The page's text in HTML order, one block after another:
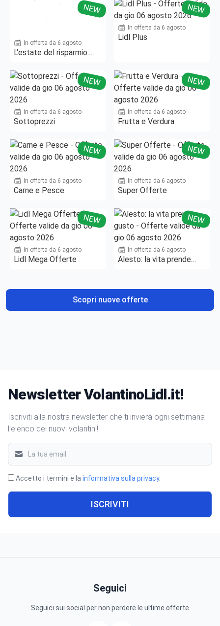
NEW
In offerta da 6 agosto
L'estate del risparmio.
NEW
In offerta da 6 agosto
Lidl Plus
NEW
In offerta da 6 agosto
Sottoprezzi
NEW
In offerta da 6 agosto
Frutta e Verdura
NEW
In offerta da 6 agosto
Carne e Pesce
NEW
In offerta da 6 agosto
Super Offerte
NEW
In offerta da 6 agosto
Lidl Mega Offerte
NEW
In offerta da 6 agosto
Alesto: la vita prende
Scopri nuove offerte
Newsletter VolantinoLidl.it!
Iscriviti alla nostra newsletter che ti invierà ogni settimana
l'elenco dei nuovi volantini!
Accetto i termini e la informativa sulla privacy.
ISCRIVITI
Seguici
Seguici sui social per non perdere le ultime offerte